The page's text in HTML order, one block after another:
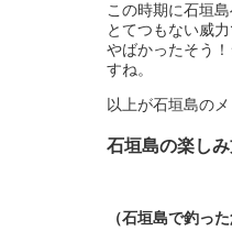
この時期に石垣
とてつもない威
やばかったそう
すね。
以上が石垣島の
石垣島の楽し
（石垣島で釣った